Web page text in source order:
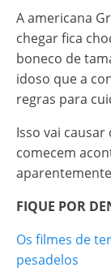
A americana
chegar fica
boneco de
idoso que a
regras para
Isso vai
comecem
FIQUE POR
Os filmes de
pesadelos